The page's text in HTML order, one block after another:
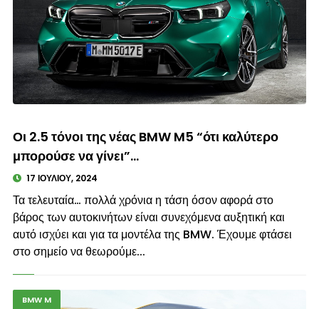
Οι 2.5 τόνοι της νέας BMW M5 “ότι καλύτερο
μπορούσε να γίνει”…
17 ΙΟΥΛΊΟΥ, 2024
Τα τελευταία… πολλά χρόνια η τάση όσον αφορά στο
βάρος των αυτοκινήτων είναι συνεχόμενα αυξητική και
αυτό ισχύει και για τα μοντέλα της BMW. Έχουμε φτάσει
στο σημείο να θεωρούμε...
BMW M